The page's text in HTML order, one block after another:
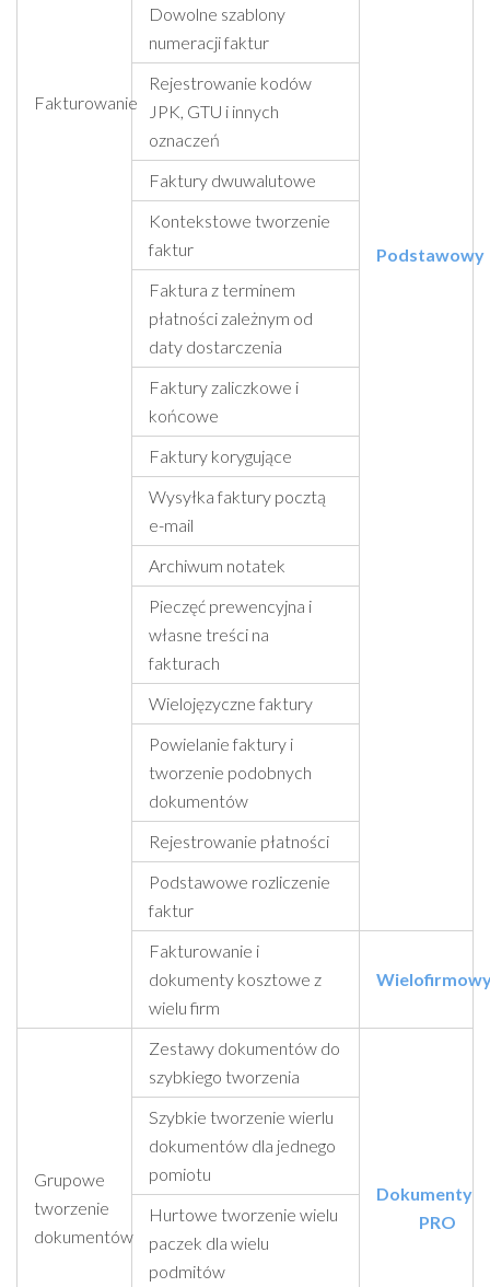
Fakturowanie
Podstawowy
Dowolne szablony
numeracji faktur
Rejestrowanie kodów
JPK, GTU i innych
oznaczeń
Faktury dwuwalutowe
Kontekstowe tworzenie
faktur
Faktura z terminem
płatności zależnym od
daty dostarczenia
Faktury zaliczkowe i
końcowe
Faktury korygujące
Wysyłka faktury pocztą
e-mail
Archiwum notatek
Pieczęć prewencyjna i
własne treści na
fakturach
Wielojęzyczne faktury
Powielanie faktury i
tworzenie podobnych
dokumentów
Rejestrowanie płatności
Podstawowe rozliczenie
faktur
Fakturowanie i
dokumenty kosztowe z
wielu firm
Grupowe
tworzenie
dokumentów
Zestawy dokumentów do
szybkiego tworzenia
Dokumenty
PRO
Szybkie tworzenie wierlu
dokumentów dla jednego
pomiotu
Hurtowe tworzenie wielu
paczek dla wielu
podmitów